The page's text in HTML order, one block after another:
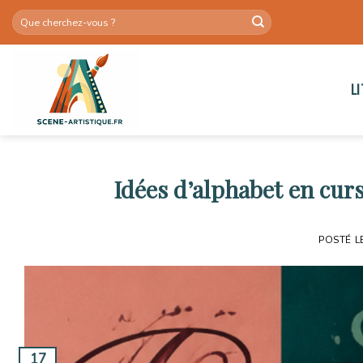
Skip
Idées d’alphabet en
POSTÉ
17